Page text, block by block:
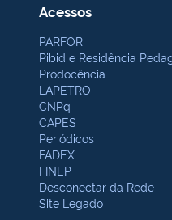
Acessos
PARFOR
Pibid e Residência
Prodocência
LAPETRO
CNPq
CAPES
Periódicos
FADEX
FINEP
Desconectar da Rede
Site Legado